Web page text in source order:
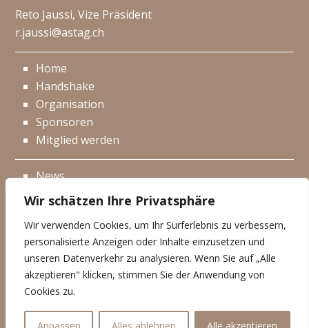
Wir schätzen Ihre Privatsphäre
Wir verwenden Cookies, um Ihr Surferlebnis zu verbessern,
personalisierte Anzeigen oder Inhalte einzusetzen und
unseren Datenverkehr zu analysieren. Wenn Sie auf „Alle
akzeptieren" klicken, stimmen Sie der Anwendung von
Cookies zu.
Reto Jaussi, Vize Präsident
r.jaussi@astag.ch
Home
Handshake
Organisation
Sponsoren
Mitglied werden
News
Events
Kontakt
Impressum
Datenschutzerklärung